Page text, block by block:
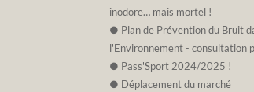
inodore… mais mortel !
Plan de Prévention du Bruit
l'Environnement - consultation
Pass'Sport 2024/2025 !
Déplacement du marché